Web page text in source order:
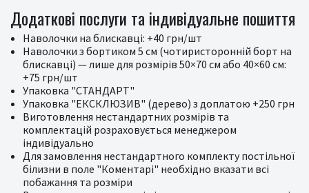
Додаткові послуги та індивідуальне пошиття
Наволочки на блискавці: +40 грн/шт
Наволочки з бортиком 5 см (чотиристоронній борт на
блискавці) — лише для розмірів 50×70 см або 40×60 см:
+75 грн/шт
Упаковка "СТАНДАРТ"
Упаковка "ЕКСКЛЮЗИВ" (дерево) з доплатою +250 грн
Виготовлення нестандартних розмірів та
комплектацій розраховується менеджером
індивідуально
Для замовлення нестандартного комплекту постільної
білизни в поле "Коментарі" необхідно вказати всі
побажання та розміри